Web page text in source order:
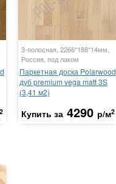
2
3-полосная, 2266*188*14мм,
Россия, под лаком
Паркетная доска Polarwood
дуб premium vega matt 3S
(3,41 м2)
Купить за 4290 р/м2